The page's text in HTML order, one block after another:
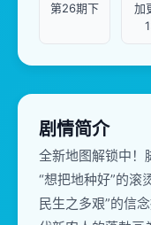
第26期下
加
剧情简介
全新地图解锁中！
“想把地种好”的滚
民生之多艰”的信